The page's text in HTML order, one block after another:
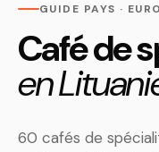
GUIDE PAYS ·
Café de
en
60 cafés de